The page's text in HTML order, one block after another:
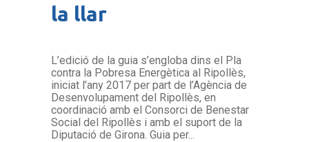
la llar
L’edició de la guia s’engloba dins el Pla
contra la Pobresa Energètica al Ripollès,
iniciat l’any 2017 per part de l’Agència de
Desenvolupament del Ripollès, en
coordinació amb el Consorci de Benestar
Social del Ripollès i amb el suport de la
Diputació de Girona. Guia per...